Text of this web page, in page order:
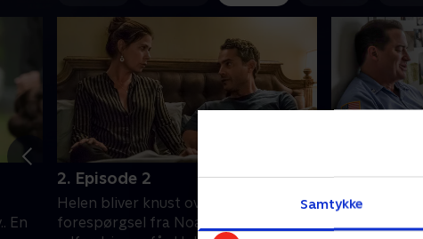
Samtykke
En
2. Episode 2
Helen bliver knust over en streng
forespørgsel fra Noah, og
3. Episode 3
Juliette